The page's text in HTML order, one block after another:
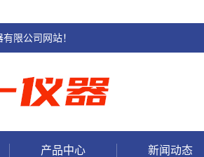
限公司网站！
产品中心 新闻动态